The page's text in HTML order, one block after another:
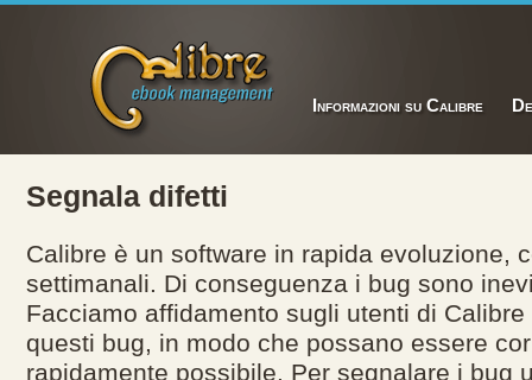
Informazioni su Calibre
Segnala difetti
Calibre è un software in rapida evoluzione,
settimanali. Di conseguenza i bug sono
Facciamo affidamento sugli utenti di
questi bug, in modo che possano essere
rapidamente possibile. Per segnalare i bug